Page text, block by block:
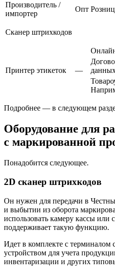
Производитель /
импортер
Опт
Сканер штрихкодов
Принтер этикеток —
Подробнее — в следующем
Оборудование для
с маркированной
Понадобится следующее.
2D сканер штрихкодов
Он нужен для передачи в
и выбытии из оборота
использовать камеру кассы или
поддерживает такую функцию.
Идет в комплекте с
устройством для учета
инвентаризации и других